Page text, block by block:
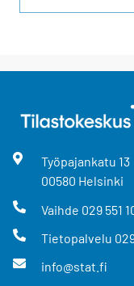
Työpajankatu 13
00580 Helsinki
Vaihde 029 551
Tietopalvelu
info@stat.fi